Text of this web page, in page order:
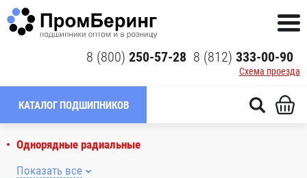
8 (800) 250-57-28 8 (812) 333-00-90
Схема проезда
КАТАЛОГ ПОДШИПНИКОВ
Однорядные радиальные
Показать все